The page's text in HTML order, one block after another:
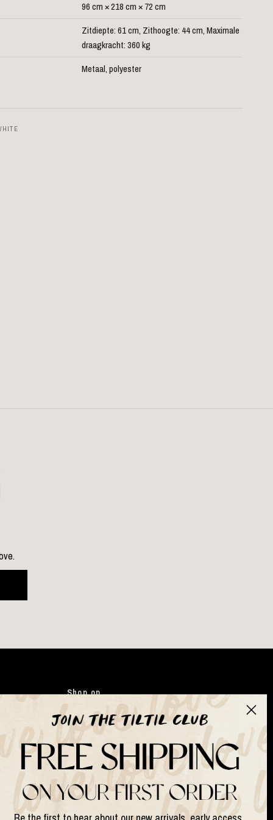
96 cm × 218 cm × 72 cm
Zitdiepte: 61 cm, Zithoogte: 44 cm, Maximale
draagkracht: 360 kg
Metaal, polyester
Shop op
Kleding
Japandi
Tassen
Gifts
Kunstbloemen
Suits & Sets